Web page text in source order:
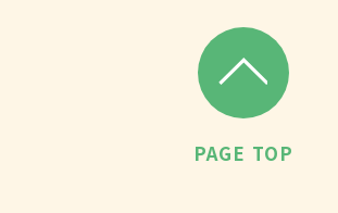
らこの感染症の歴史が始まるが
ルが関与したのはこの事例のみ
降のアフリカでの発生ではサル
つかっていない。アフリカに住
PAGE TOP